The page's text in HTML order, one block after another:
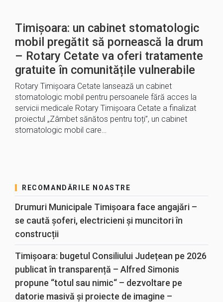
Timișoara: un cabinet stomatologic
mobil pregătit să pornească la drum
– Rotary Cetate va oferi tratamente
gratuite în comunitățile vulnerabile
Rotary Timișoara Cetate lansează un cabinet
stomatologic mobil pentru persoanele fără acces la
servicii medicale Rotary Timișoara Cetate a finalizat
proiectul „Zâmbet sănătos pentru toți”, un cabinet
stomatologic mobil care…
RECOMANDĂRILE NOASTRE
Drumuri Municipale Timișoara face angajări –
se caută șoferi, electricieni și muncitori în
construcții
Timișoara: bugetul Consiliului Județean pe 2026
publicat în transparență – Alfred Simonis
propune “totul sau nimic“ – dezvoltare pe
datorie masivă și proiecte de imagine –